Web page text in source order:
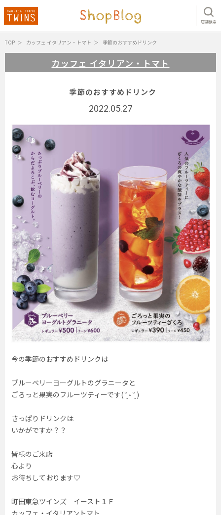
店舗検索
TOP カッフェ イタリアン・トマト 季節のおすすめドリンク
カッフェ イタリアン・トマト
季節のおすすめドリンク
2022.05.27
今の季節のおすすめドリンクは
ブルーベリーヨーグルトのグラニータと
ごろっと果実のフルーツティーです( ˘͈ ᵕ ˘͈ )
さっぱりドリンクは
いかがですか？？
皆様のご来店
心より
お待ちしております♡
町田東急ツインズ イースト１Ｆ
カッフェ・イタリアントマト